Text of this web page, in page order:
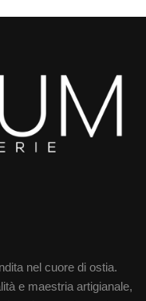
nel cuore di ostia.
e maestria artigianale,